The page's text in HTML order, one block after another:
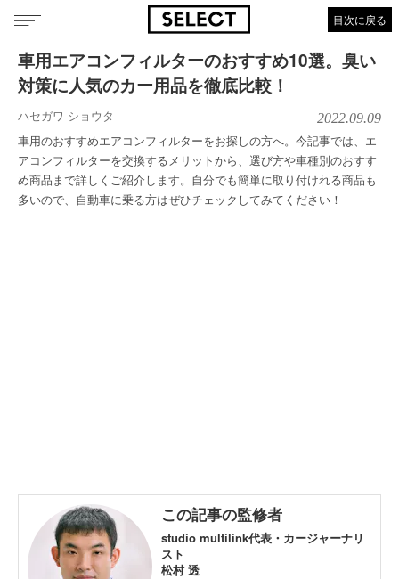
目次に戻る
車用エアコンフィルターのおすすめ10選。臭い
対策に人気のカー用品を徹底比較！
ハセガワ ショウタ 2022.09.09
車用のおすすめエアコンフィルターをお探しの方へ。今記事では、エ
アコンフィルターを交換するメリットから、選び方や車種別のおすす
め商品まで詳しくご紹介します。自分でも簡単に取り付けれる商品も
多いので、自動車に乗る方はぜひチェックしてみてください！
この記事の監修者
studio multilink代表・カージャーナリ
スト
松村 透